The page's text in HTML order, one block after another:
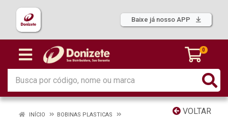
Baixe já nosso APP
0
VOLTAR
INÍCIO
BOBINAS PLASTICAS